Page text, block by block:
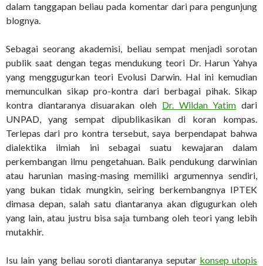
dalam tanggapan beliau pada komentar dari para pengunjung
blognya.
Sebagai seorang akademisi, beliau sempat menjadi sorotan
publik saat dengan tegas mendukung teori Dr. Harun Yahya
yang menggugurkan teori Evolusi Darwin. Hal ini kemudian
memunculkan sikap pro-kontra dari berbagai pihak. Sikap
kontra diantaranya disuarakan oleh Dr. Wildan Yatim dari
UNPAD, yang sempat dipublikasikan di koran kompas.
Terlepas dari pro kontra tersebut, saya berpendapat bahwa
dialektika ilmiah ini sebagai suatu kewajaran dalam
perkembangan ilmu pengetahuan. Baik pendukung darwinian
atau harunian masing-masing memiliki argumennya sendiri,
yang bukan tidak mungkin, seiring berkembangnya IPTEK
dimasa depan, salah satu diantaranya akan digugurkan oleh
yang lain, atau justru bisa saja tumbang oleh teori yang lebih
mutakhir.
Isu lain yang beliau soroti diantaranya seputar konsep utopis